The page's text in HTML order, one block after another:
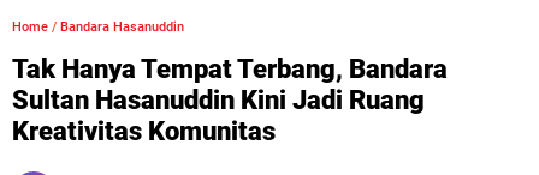
Home / Bandara Hasanuddin
Tak Hanya Tempat Terbang, Bandara
Sultan Hasanuddin Kini Jadi Ruang
Kreativitas Komunitas